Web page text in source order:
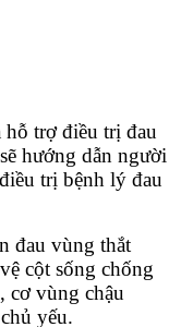
trợ điều trị đau
hướng dẫn người
trị bệnh lý đau
đau vùng thắt
cột sống chống
cơ vùng chậu
yếu.